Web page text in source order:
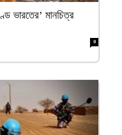
ফিরদাউস
ভারতের’ মানচিত্র
0